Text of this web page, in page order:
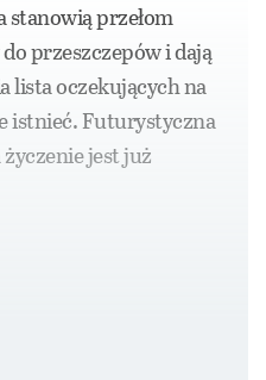
stanowią przełom
przeszczepów i dają
lista oczekujących na
istnieć. Futurystyczna
jest już